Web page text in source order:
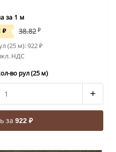
за 1 м
₽ 38.82 ₽
(25 м):922₽
НДС
во рул (25 м)
+
за 922 ₽